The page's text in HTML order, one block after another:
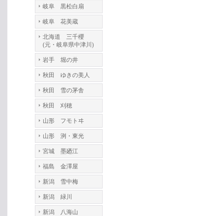
岐阜 黒松白扇
岐阜 花美蔵
北海道 三千櫻
(元・岐阜県中津川)
岩手 堀の井
秋田 ゆきの美人
秋田 雪の茅舎
秋田 刈穂
山形 フモトヰ
山形 洌・東光
宮城 墨廼江
福島 金澤屋
新潟 雪中梅
新潟 緑川
新潟 八海山